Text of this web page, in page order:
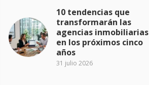
10 tendencias que
transformarán las
agencias inmobiliarias
en los próximos cinco
años
31 julio 2026